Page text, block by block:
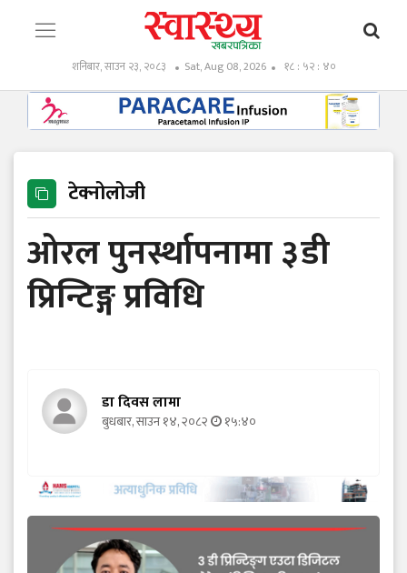
शनिबार, साउन २३, २०८३ Sat, Aug 08, 2026 १८ : ५२ : ४१
टेक्नोलोजी
ओरल पुनर्स्थापनामा ३डी
प्रिन्टिङ्ग प्रविधि
डा दिवस लामा
बुधबार, साउन १४, २०८२ १५:४०